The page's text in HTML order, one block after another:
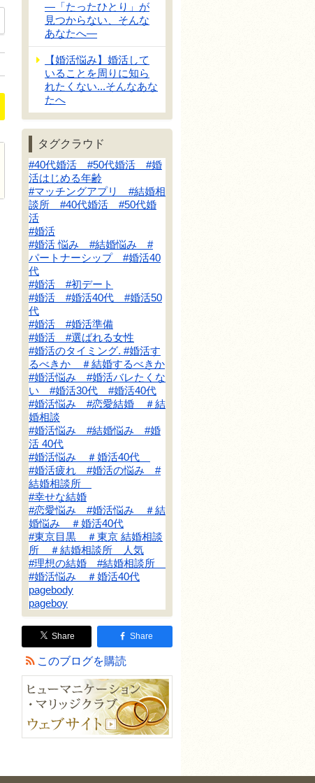
―「たったひとり」が
見つからない、そんな
あなたへ―
【婚活悩み】婚活して
いることを周りに知ら
れたくない...そんなあな
たへ
タグクラウド
#40代婚活 #50代婚活 #婚
活はじめる年齢
#マッチングアプリ #結婚相
談所 #40代婚活 #50代婚
活
#婚活
#婚活 悩み #結婚悩み #
パートナーシップ #婚活40
代
#婚活 #初デート
#婚活 #婚活40代 #婚活50
代
#婚活 #婚活準備
#婚活 #選ばれる女性
#婚活のタイミング. #婚活す
るべきか ＃結婚するべきか
#婚活悩み #婚活バレたくな
い #婚活30代 #婚活40代
#婚活悩み #恋愛結婚 ＃結
婚相談
#婚活悩み #結婚悩み #婚
活 40代
#婚活悩み ＃婚活40代
#婚活疲れ #婚活の悩み #
結婚相談所
#幸せな結婚
#恋愛悩み #婚活悩み ＃結
婚悩み ＃婚活40代
#東京目黒 ＃東京 結婚相談
所 ＃結婚相談所 人気
#理想の結婚 #結婚相談所
#婚活悩み ＃婚活40代
pagebody
pageboy
Share Share
このブログを購読